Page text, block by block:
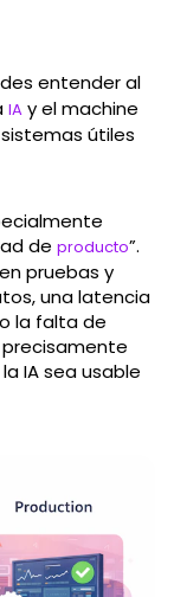
entender al
IA y el machine
útiles
de producto”.
pruebas y
una latencia
la falta de
precisamente
IA sea usable